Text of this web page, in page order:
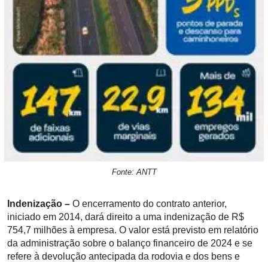
Fonte: ANTT
Indenização – O encerramento do contrato anterior,
iniciado em 2014, dará direito a uma indenização de R$
754,7 milhões à empresa. O valor está previsto em relatório
da administração sobre o balanço financeiro de 2024 e se
refere à devolução antecipada da rodovia e dos bens e